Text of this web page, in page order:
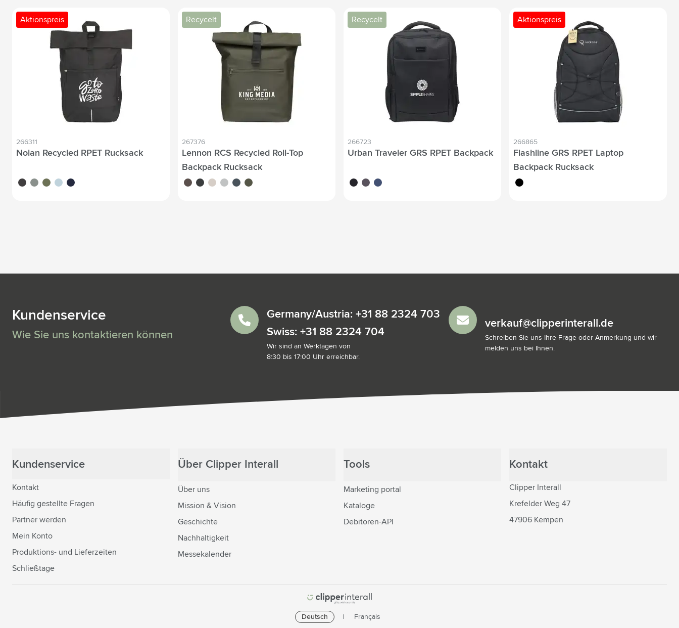
Aktionspreis
266311
Nolan Recycled RPET Rucksack
schwarz
grau olivgrünhellblaudunkel blau
Recycelt
267376
Lennon RCS Recycled Roll-Top
Backpack Rucksack
brun noir beigebleu clairbleu marine
vert foncé
Recycelt
266723
Urban Traveler GRS RPET Backpack
noir gris bleu marine
Aktionspreis
266865
Flashline GRS RPET Laptop
Backpack Rucksack
schwarz
Kundenservice
Wie Sie uns kontaktieren können
Germany/Austria: +31 88 2324 703
Swiss: +31 88 2324 704
Wir sind an Werktagen von
8:30 bis 17:00 Uhr erreichbar.
verkauf@clipperinterall.de
Schreiben Sie uns Ihre Frage oder Anmerkung und wir
melden uns bei Ihnen.
Kundenservice
Kontakt
Häufig gestellte Fragen
Partner werden
Mein Konto
Produktions- und Lieferzeiten
Schließtage
Über Clipper Interall
Über uns
Mission & Vision
Geschichte
Nachhaltigkeit
Messekalender
Tools
Marketing portal
Kataloge
Debitoren-API
Kontakt
Clipper Interall
Krefelder Weg 47
47906 Kempen
Deutsch Français